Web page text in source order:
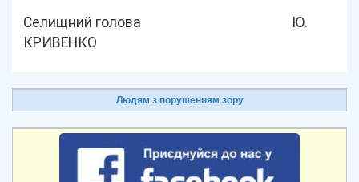
Селищний голова Ю.
КРИВЕНКО
Людям з порушенням зору